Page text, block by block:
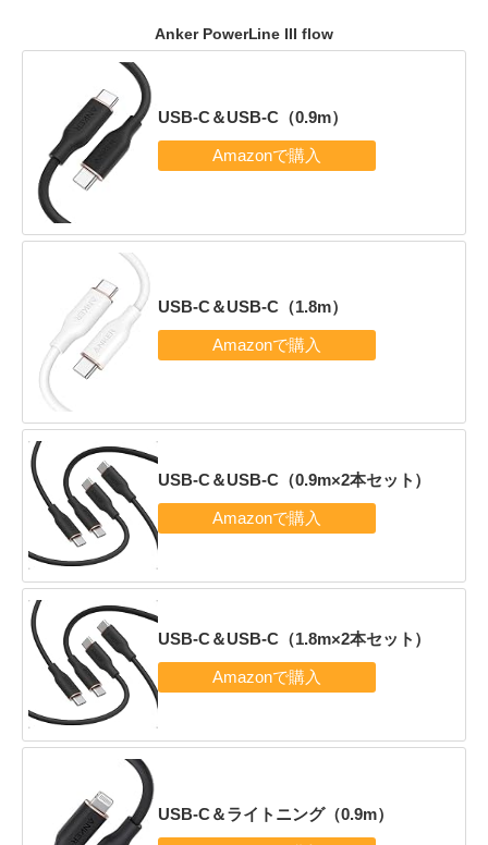
Anker PowerLine III flow
USB-C＆USB-C（0.9m）
USB-C＆USB-C（1.8m）
USB-C＆USB-C（0.9m×2本セット）
USB-C＆USB-C（1.8m×2本セット）
USB-C＆ライトニング（0.9m）